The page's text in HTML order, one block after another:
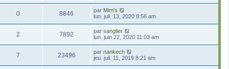
0 8846 par Mim's
lun. juil. 13, 2020 8:56 am
2 7892 par sanglier
lun. juin 22, 2020 11:03 am
7 23496 par nankech
jeu. juil. 11, 2019 8:21 am